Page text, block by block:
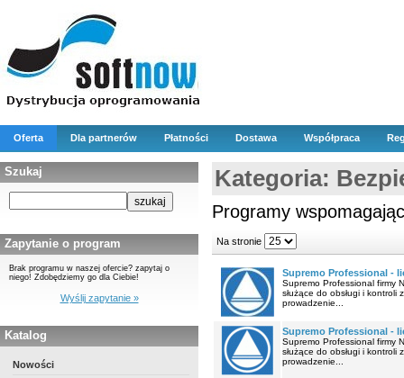
Oferta Dla partnerów Płatności Dostawa Współpraca
Szukaj
Zapytanie o program
Brak programu w naszej ofercie? zapytaj o
niego! Zdobędziemy go dla Ciebie!
Wyślij zapytanie »
Katalog
Nowości
Kategoria:
Programy
Na stronie
Supremo Professional -
Supremo Professional firmy
służące do obsługi i
prowadzenie...
Supremo Professional -
Supremo Professional firmy
służące do obsługi i
prowadzenie...